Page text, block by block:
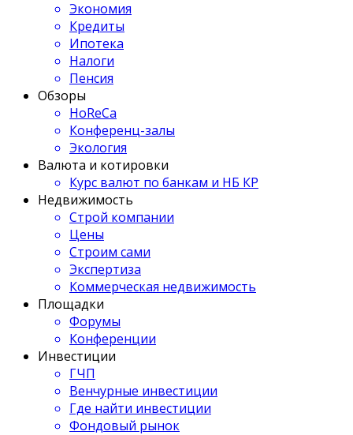
Экономия
Кредиты
Ипотека
Налоги
Пенсия
Обзоры
HoReCa
Конференц-залы
Экология
Валюта и котировки
Курс валют по банкам и НБ КР
Недвижимость
Строй компании
Цены
Строим сами
Экспертиза
Коммерческая недвижимость
Площадки
Форумы
Конференции
Инвестиции
ГЧП
Венчурные инвестиции
Где найти инвестиции
Фондовый рынок